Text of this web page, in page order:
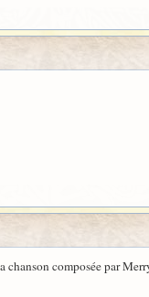
chanson composée par